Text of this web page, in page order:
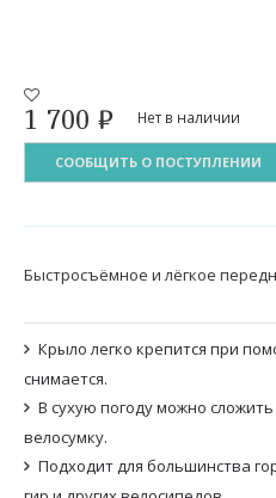
1 700 ₽ Нет в наличии
СООБЩИТЬ О ПОСТУПЛЕНИИ
Быстросъёмное и лёгкое
Крыло легко крепится при
снимается.
В сухую погоду можно
велосумку.
Подходит для большинства